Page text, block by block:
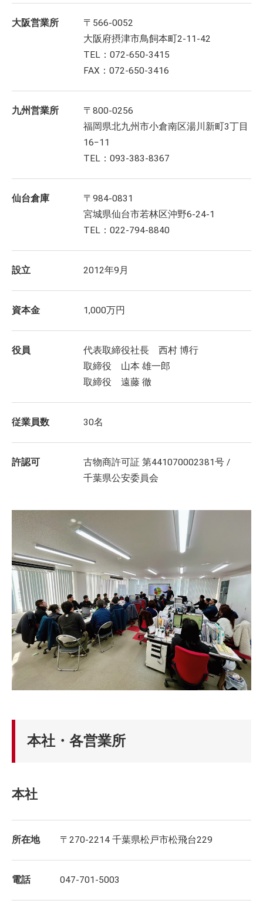
大阪営業所
〒566-0052
大阪府摂津市鳥飼本町2-11-42
TEL：072-650-3415
FAX：072-650-3416
九州営業所
〒800-0256
福岡県北九州市小倉南区湯川新町3丁目
16−11
TEL：093-383-8367
仙台倉庫
〒984-0831
宮城県仙台市若林区沖野6-24-1
TEL：022-794-8840
設立 2012年9月
資本金 1,000万円
役員
代表取締役社長 西村 博行
取締役 山本 雄一郎
取締役 遠藤 徹
従業員数 30名
許認可
古物商許可証 第441070002381号 /
千葉県公安委員会
本社・各営業所
本社
所在地 〒270-2214 千葉県松戸市松飛台229
電話 047-701-5003